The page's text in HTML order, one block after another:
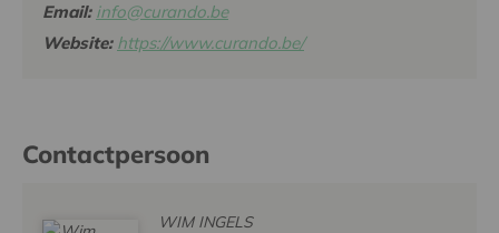
Email: info@curando.be
Website: https://www.curando.be/
Contactpersoon
WIM INGELS